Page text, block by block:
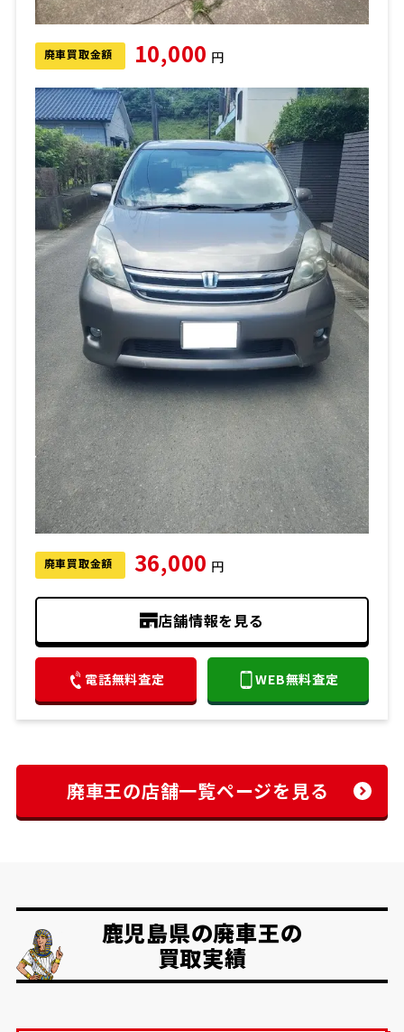
廃車買取金額 10,000 円
廃車買取金額 36,000 円
店舗情報を見る
電話無料査定 WEB無料査定
廃車王の店舗一覧ページを見る
鹿児島県の廃車王の
買取実績